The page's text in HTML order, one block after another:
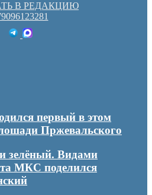
В РЕДАКЦИЮ
первый в этом
Пржевальского
зелёный. Видами
МКС поделился